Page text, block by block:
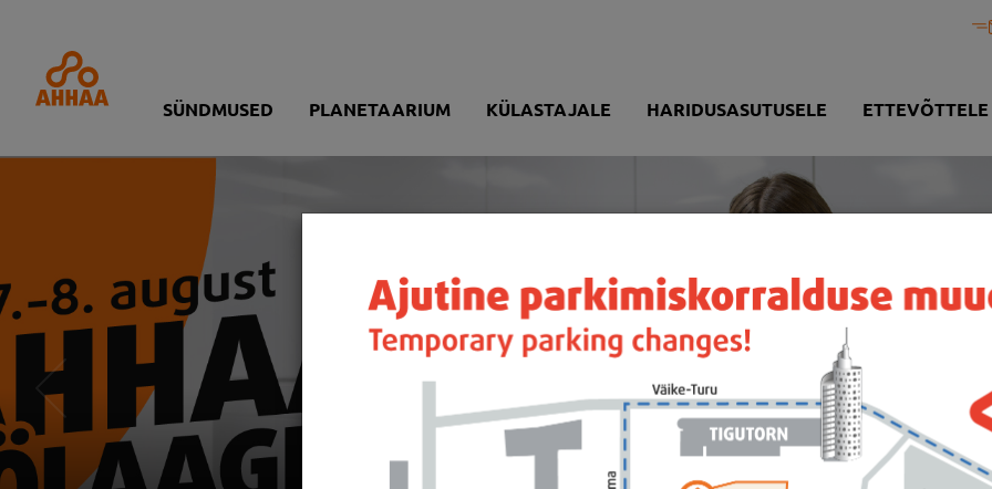
SÜNDMUSED PLANETAARIUM KÜLASTAJALE HARIDUSASUTUSELE ETTEVÕTTELE